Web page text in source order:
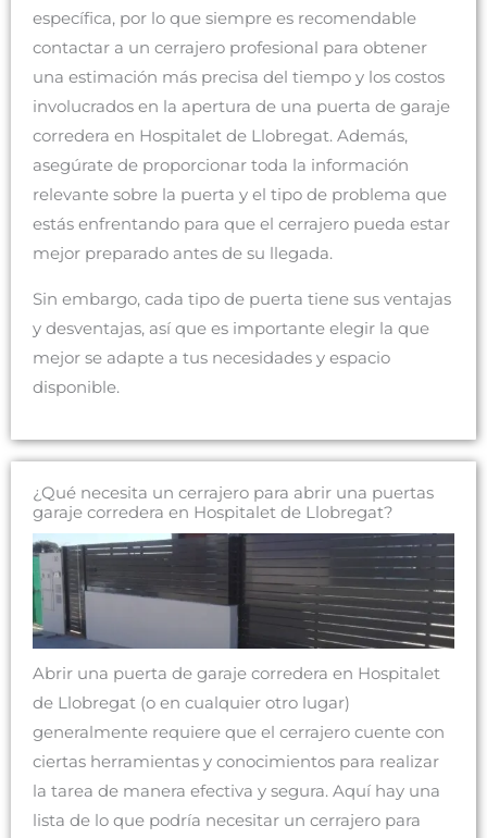
específica, por lo que siempre es recomendable
contactar a un cerrajero profesional para obtener
una estimación más precisa del tiempo y los costos
involucrados en la apertura de una puerta de garaje
corredera en Hospitalet de Llobregat. Además,
asegúrate de proporcionar toda la información
relevante sobre la puerta y el tipo de problema que
estás enfrentando para que el cerrajero pueda estar
mejor preparado antes de su llegada.
Sin embargo, cada tipo de puerta tiene sus ventajas
y desventajas, así que es importante elegir la que
mejor se adapte a tus necesidades y espacio
disponible.
¿Qué necesita un cerrajero para abrir una puertas
garaje corredera en Hospitalet de Llobregat?
Abrir una puerta de garaje corredera en Hospitalet
de Llobregat (o en cualquier otro lugar)
generalmente requiere que el cerrajero cuente con
ciertas herramientas y conocimientos para realizar
la tarea de manera efectiva y segura. Aquí hay una
lista de lo que podría necesitar un cerrajero para